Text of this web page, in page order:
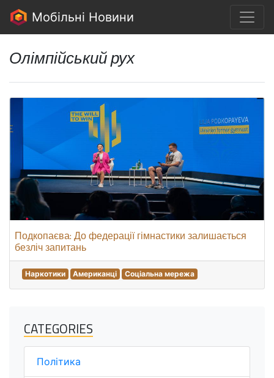
Мобільні Новини
Олімпійський рух
Подкопаєва: До федерації гімнастики залишається
безліч запитань
Наркотики Американці Соціальна мережа
CATEGORIES
Політика